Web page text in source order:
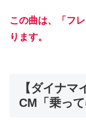
この曲は、「フ
ります。
【ダイナ
CM「乗っ